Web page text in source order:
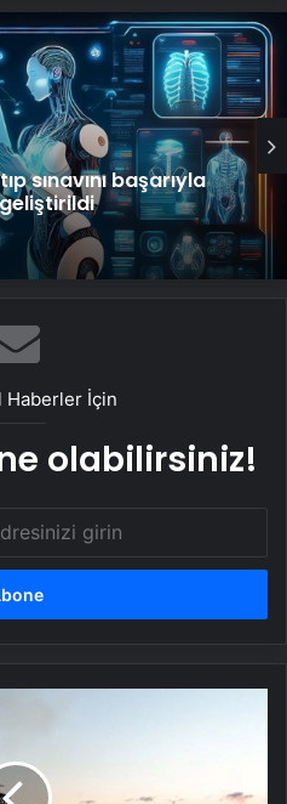
sınavını başarıyla
Haberler İçin
olabilirsiniz!